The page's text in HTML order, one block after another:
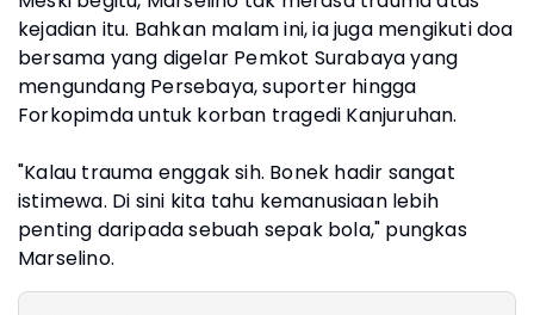
kejadian itu. Bahkan malam ini, ia juga mengikuti doa
bersama yang digelar Pemkot Surabaya yang
mengundang Persebaya, suporter hingga
Forkopimda untuk korban tragedi Kanjuruhan.
"Kalau trauma enggak sih. Bonek hadir sangat
istimewa. Di sini kita tahu kemanusiaan lebih
penting daripada sebuah sepak bola," pungkas
Marselino.